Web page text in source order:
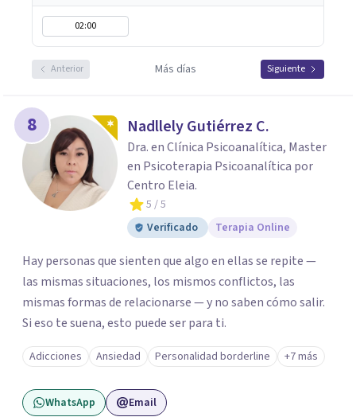
02:00
Anterior Más días Siguiente
8 Nadllely Gutiérrez C.
Dra. en Clínica Psicoanalítica, Master
en Psicoterapia Psicoanalítica por
Centro Eleia.
5 / 5
Verificado
Terapia Online
Hay personas que sienten que algo en ellas se repite —
las mismas situaciones, los mismos conflictos, las
mismas formas de relacionarse — y no saben cómo salir.
Si eso te suena, esto puede ser para ti.
Adicciones Ansiedad Personalidad borderline +7 más
WhatsApp Email